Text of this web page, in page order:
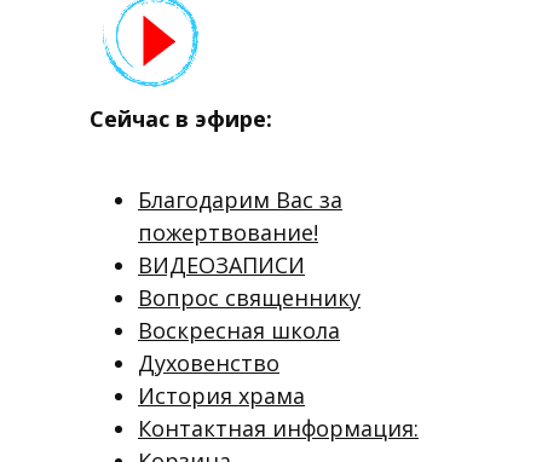
Сейчас в эфире:
Благодарим Вас за
пожертвование!
ВИДЕОЗАПИСИ
Вопрос священнику
Воскресная школа
Духовенство
История храма
Контактная информация: